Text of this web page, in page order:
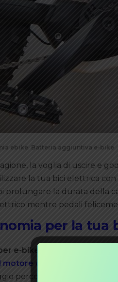
ebike Batteria aggiuntiva e-bike
la voglia di uscire e
la tua bici elettrica
prolungare la durata della
mentre pedali
per la tua
e-bike
motore della tua bicicletta
percorribile senza dover